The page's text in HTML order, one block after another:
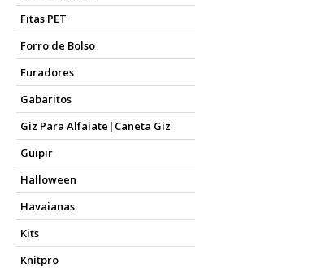
Fitas PET
Forro de Bolso
Furadores
Gabaritos
Giz Para Alfaiate|Caneta Giz
Guipir
Halloween
Havaianas
Kits
Knitpro